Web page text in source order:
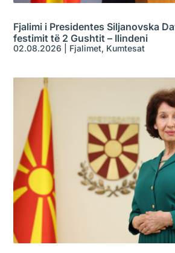
Fjalimi i Presidentes Siljanovska
festimit të 2 Gushtit – Ilindeni
02.08.2026 Fjalimet, Kumtesat